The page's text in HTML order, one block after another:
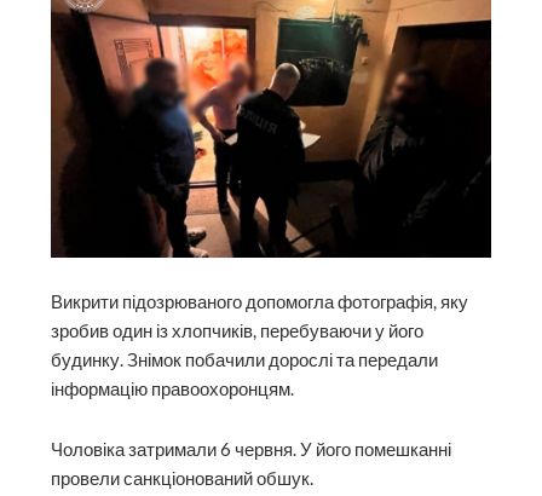
Викрити підозрюваного допомогла фотографія, яку
зробив один із хлопчиків, перебуваючи у його
будинку. Знімок побачили дорослі та передали
інформацію правоохоронцям.
Чоловіка затримали 6 червня. У його помешканні
провели санкціонований обшук.